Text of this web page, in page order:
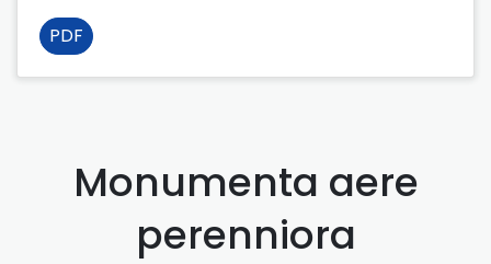
PDF
Monumenta aere
perenniora